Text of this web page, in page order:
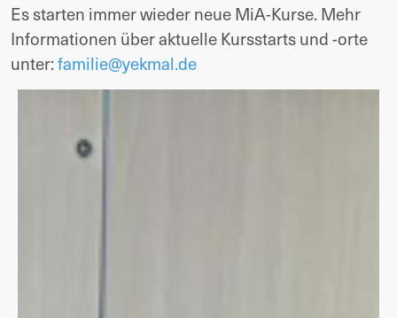
Es starten immer wieder neue MiA-Kurse. Mehr
Informationen über aktuelle Kursstarts und -orte
unter:familie@yekmal.de